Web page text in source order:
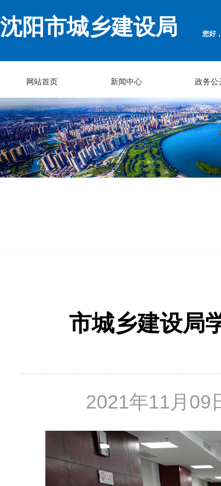
沈阳市城乡建设局 您好
网站首页 新闻中心 政务公
市城乡建设局
2021年11月09